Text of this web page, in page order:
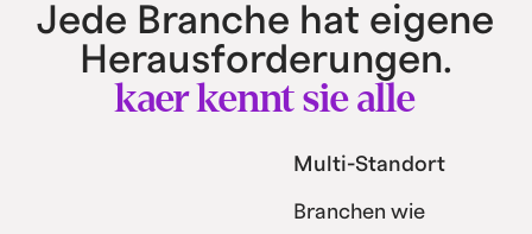
Jede Branche hat eigene
Herausforderungen.
kaer kennt sie alle
Multi-Standort
Branchen wie